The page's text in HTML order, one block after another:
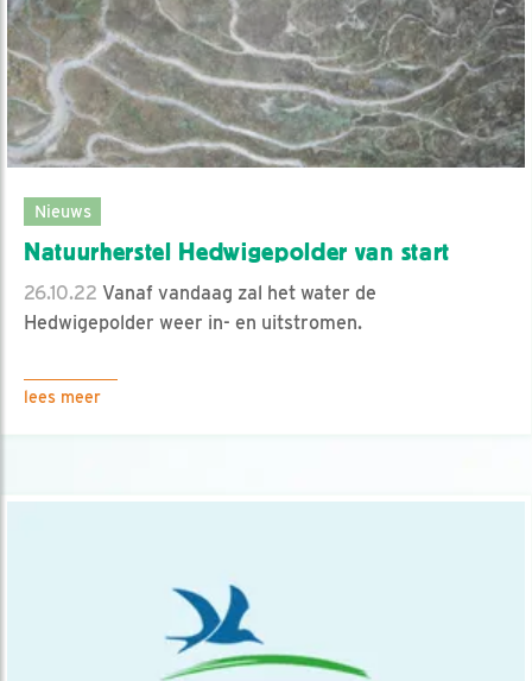
Nieuws
Natuurherstel Hedwigepolder van start
26.10.22 Vanaf vandaag zal het water de
Hedwigepolder weer in- en uitstromen.
lees meer